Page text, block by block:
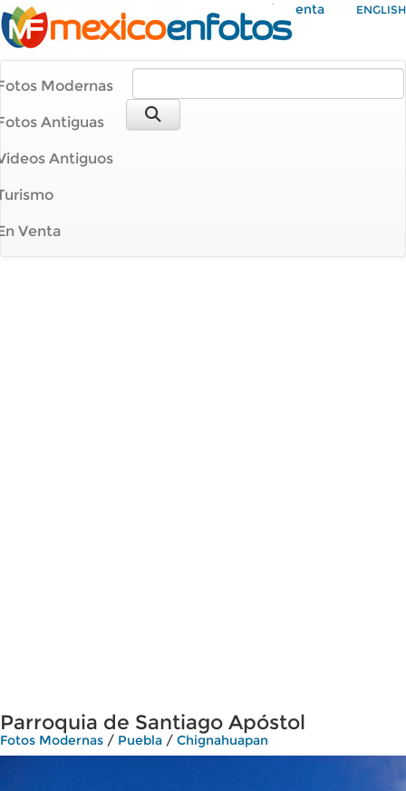
Mi Cuenta ENGLISH
Modernas
Antiguas
Antiguos
Venta
Parroquia de Santiago Apóstol
Fotos Modernas / Puebla / Chignahuapan